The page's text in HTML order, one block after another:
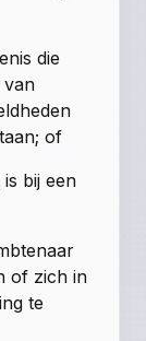
die
van
of
bij een
of zich in
te